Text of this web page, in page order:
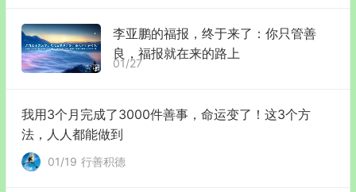
李亚鹏的福报，终于来了：你只管善
良，福报就在来的路上
01/27
我用3个月完成了3000件善事，命运变了！这3个方
法，人人都能做到
01/19 行善积德